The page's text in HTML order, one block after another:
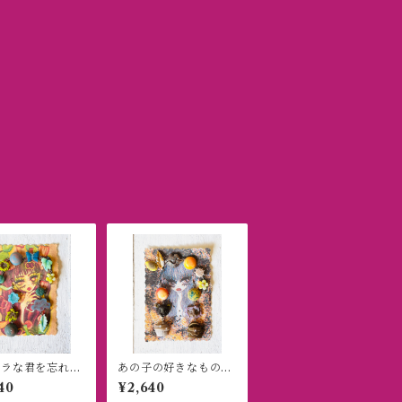
な君を忘れな
ス/ブレスレ
ト】
あの子の好きなもの
【ピアス/ブレスレッ
トセット】
¥2,640